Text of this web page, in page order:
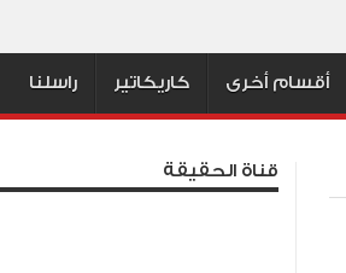
أقسام أخرى كاريكاتير راسلنا
قناة الحقيقة